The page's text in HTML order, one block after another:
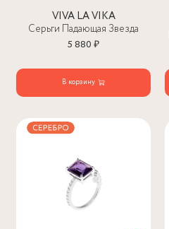
VIVA LA VIKA
Серьги Падающая Звезда
5 880 ₽
В корзину